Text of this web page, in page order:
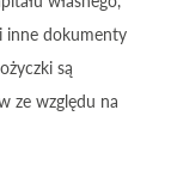
inne dokumenty
są
ze względu na